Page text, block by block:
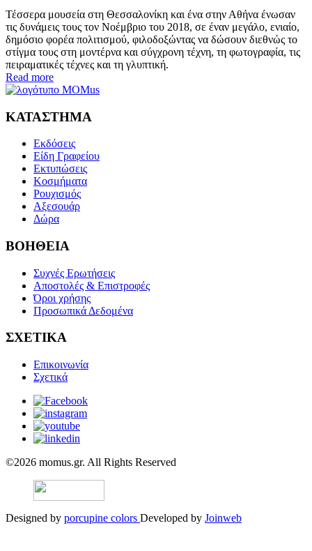
Τέσσερα μουσεία στη Θεσσαλονίκη και ένα στην Αθήνα ένωσαν
τις δυνάμεις τους τον Νοέμβριο του 2018, σε έναν μεγάλο, ενιαίο,
δημόσιο φορέα πολιτισμού, φιλοδοξώντας να δώσουν διεθνώς το
στίγμα τους στη μοντέρνα και σύγχρονη τέχνη, τη φωτογραφία, τις
πειραματικές τέχνες και τη γλυπτική.
Read more
ΚΑΤΑΣΤΗΜΑ
Εκδόσεις
Είδη Γραφείου
Εκτυπώσεις
Κοσμήματα
Ρουχισμός
Αξεσουάρ
Δώρα
ΒΟΗΘΕΙΑ
Συχνές Ερωτήσεις
Αποστολές & Επιστροφές
Όροι χρήσης
Προσωπικά Δεδομένα
ΣΧΕΤΙΚΑ
Επικοινωνία
Σχετικά
©2026 momus.gr. All Rights Reserved
Designed by porcupine colors Developed by Joinweb